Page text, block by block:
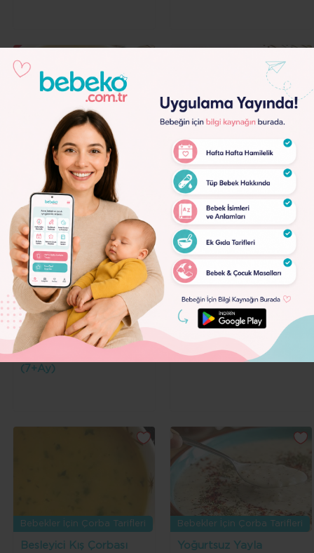
Lorem
Ipsum
Dolor
Lorem
Ipsum
Dolor
Bebekler İçin Çorba Tarifleri
3 Mercimek Çorbası
(8+Ay)
Bebekler İçin Çorba Tarifleri
Yoğurt Çorbası (6+Ay)
Bebekler İçin Çorba Tarifleri
Tavuklu Brokoli Çorbası
(7+Ay)
Bebekler İçin Çorba Tarifleri
Soğan Çorbası (8+Ay)
Bebekler İçin Çorba Tarifleri
Besleyici Kış Çorbası
Bebekler İçin Çorba Tarifleri
Yoğurtsuz Yayla